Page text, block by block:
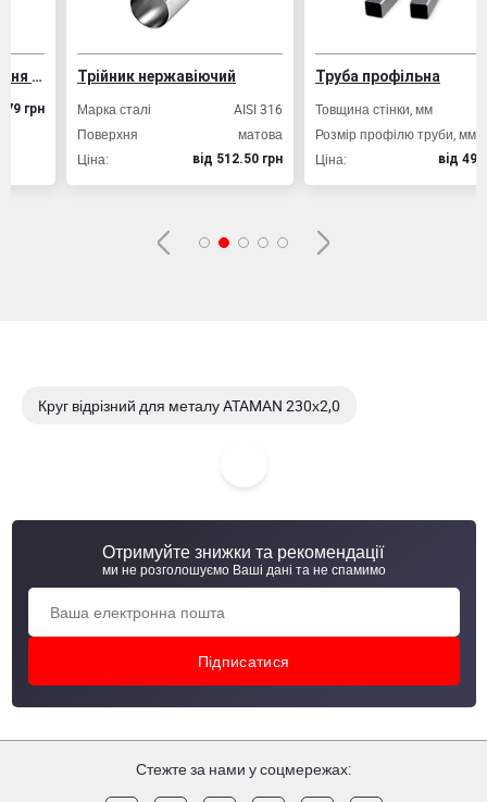
Трійник нержавіючий
Марка сталі
AISI 316
Поверхня
матова
вiд 512.50 грн
Труба профільна
Товщина стінки, мм
Розмір профілю труби, мм 20х20
Ціна:
вiд 49.80 грн
Круг відрізний для металу ATAMAN 230х2,0
Круг відрізний для металу ATAMAN 125х1,0
Отримуйте знижки та рекомендації
ми не розголошуємо Ваші дані та не спамимо
Стежте за нами у соцмережах: